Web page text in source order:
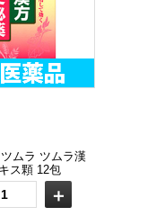
ムラ ツムラ漢
ス顆 12包
＋